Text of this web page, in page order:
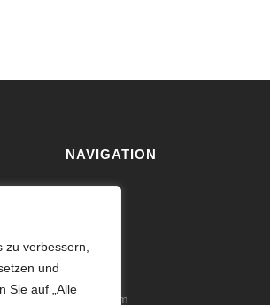
verbessern,
und
Sie auf „Alle
NAVIGATION
Impressum